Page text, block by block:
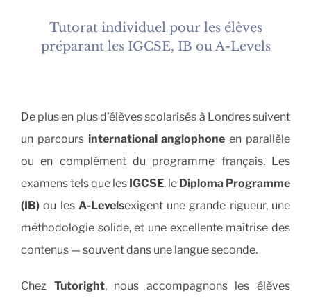
Tutorat individuel pour les élèves
préparant les IGCSE, IB ou A-Levels
De plus en plus d’élèves scolarisés à Londres suivent
un parcours international anglophone en parallèle
ou en complément du programme français. Les
examens tels que les IGCSE, le Diploma Programme
(IB)ou les A-Levelsexigent une grande rigueur, une
méthodologie solide, et une excellente maîtrise des
contenus — souvent dans une langue seconde.
Chez Tutoright, nous accompagnons les élèves